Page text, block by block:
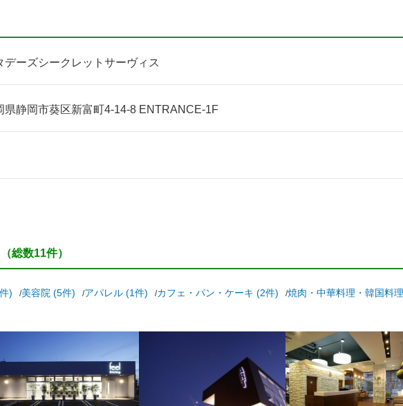
デーズシークレットサーヴィス
県静岡市葵区新富町4-14-8 ENTRANCE-1F
（総数11件）
) 美容院 (5件) アパレル (1件) カフェ・パン・ケーキ (2件)
焼肉・中華料理・韓国料